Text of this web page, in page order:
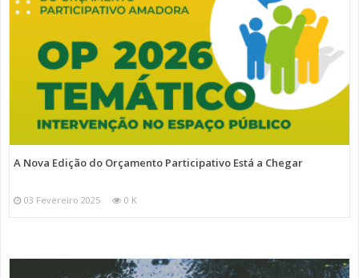
A Nova Edição do Orçamento Participativo Está a Chegar
03 Fevereiro 2025 0 K